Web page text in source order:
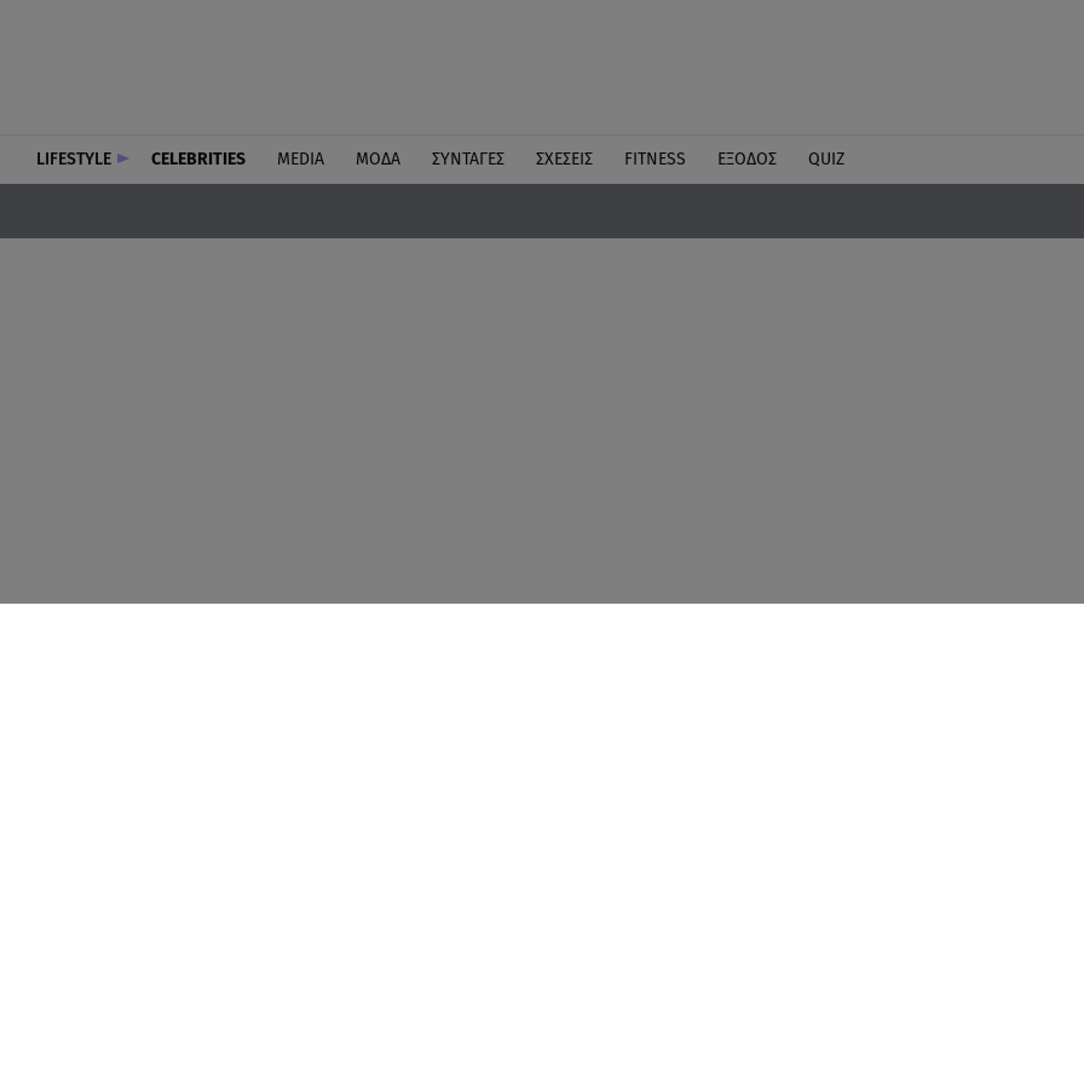
LIFESTYLE CELEBRITIES MEDIA ΜΟΔΑ ΣΥΝΤΑΓΕΣ ΣΧΕΣΕΙΣ FITNESS ΕΞΟΔΟΣ QUIZ